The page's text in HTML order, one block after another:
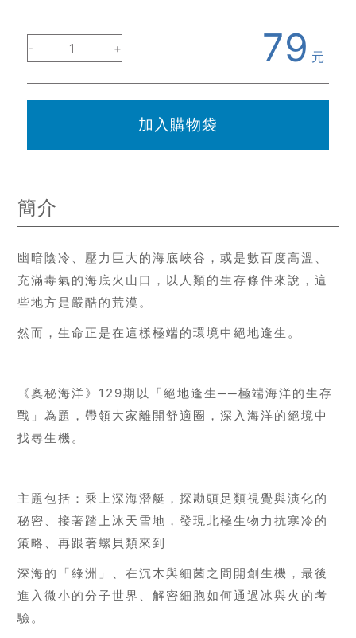
- 1 + 79 元
加入購物袋
簡介
幽暗陰冷、壓力巨大的海底峽谷，或是數百度高溫、
充滿毒氣的海底火山口，以人類的生存條件來說，這
些地方是嚴酷的荒漠。
然而，生命正是在這樣極端的環境中絕地逢生。
《奧秘海洋》 129期以「絕地逢生──極端海洋的生存
戰」為題，帶領大家離開舒適圈，深入海洋的絕境中
找尋生機。
主題包括：乘上深海潛艇，探勘頭足類視覺與演化的
秘密、接著踏上冰天雪地，發現北極生物力抗寒冷的
策略、再跟著螺貝類來到
深海的「綠洲」、在沉木與細菌之間開創生機，最後
進入微小的分子世界、解密細胞如何通過冰與火的考
驗。